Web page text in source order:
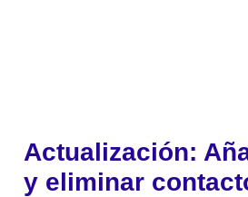
Actualización:
y eliminar